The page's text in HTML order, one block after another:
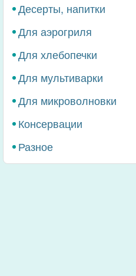
Десерты, напитки
Для аэрогриля
Для хлебопечки
Для мультиварки
Для микроволновки
Консервации
Разное